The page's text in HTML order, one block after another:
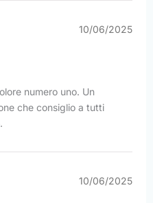
10/06/2025
numero uno. Un
che consiglio a tutti
10/06/2025